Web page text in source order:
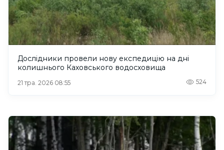
Дослідники провели нову експедицію на дні
колишнього Каховського водосховища
21 тра. 2026 08:55 524